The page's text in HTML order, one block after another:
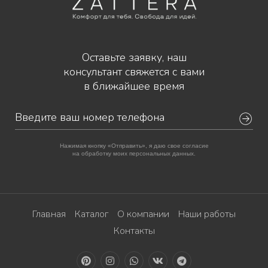
Оставьте заявку, наш
консультант свяжется с вами
в ближайшее время
Нажимая кнопку «Отправить», я даю свое согласие
на обработку моих персональных данных.
Главная Каталог О компании
Наши работы
Контакты